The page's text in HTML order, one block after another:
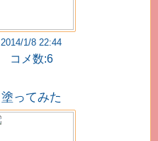
2014/1/8 22:44
コメ数:6
塗ってみた